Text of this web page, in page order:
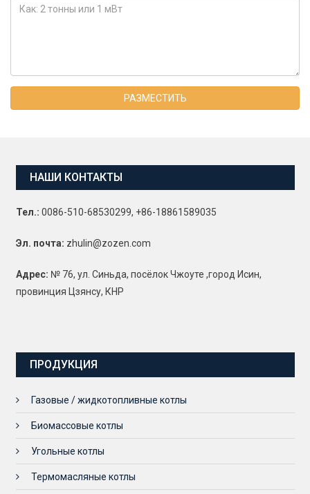
РАЗМЕСТИТЬ
НАШИ КОНТАКТЫ
Тел.: 0086-510-68530299, +86-18861589035
Эл. почта: zhulin@zozen.com
Адрес: № 76, ул. Синьда, посёлок Чжоуте ,город Исин,
провинция Цзянсу, КНР
ПРОДУКЦИЯ
Газовые / жидкотопливные котлы
Биомассовые котлы
Угольные котлы
Термомасляные котлы